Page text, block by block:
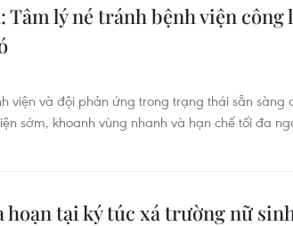
Tâm lý né tránh bệnh viện
viện và đội phản ứng trong trạng thái sẵn
sớm, khoanh vùng nhanh và hạn chế tối đa
hoạn tại ký túc xá trường nữ